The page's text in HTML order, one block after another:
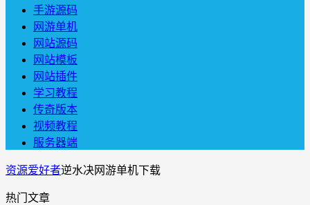
手游源码
网游单机
网站源码
网站模板
网站插件
学习教程
传奇版本
视频教程
服务器端
资源爱好者逆水决网游单机下载
热门文章